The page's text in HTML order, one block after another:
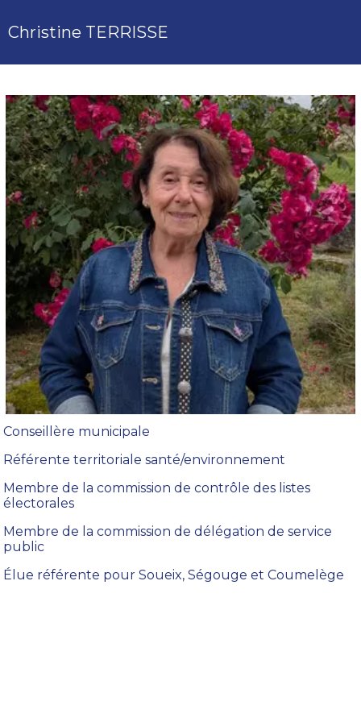
Christine TERRISSE
Conseillère municipale
Référente territoriale santé/environnement
Membre de la commission de contrôle des listes
électorales
Membre de la commission de délégation de service
public
Élue référente pour Soueix, Ségouge et Coumelège